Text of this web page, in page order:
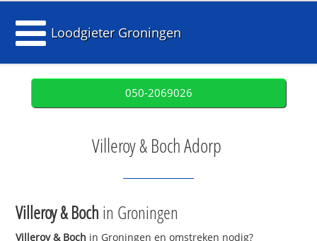
Loodgieter Groningen
050-2069026
Villeroy & Boch Adorp
Villeroy & Boch in Groningen
Villeroy & Boch in Groningen en omstreken nodig?